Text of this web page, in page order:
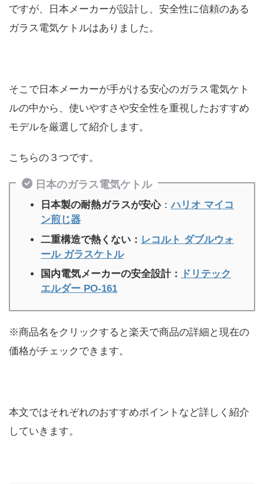
ですが、日本メーカーが設計し、安全性に信頼のある
ガラス電気ケトルはありました。
そこで日本メーカーが手がける安心のガラス電気ケト
ルの中から、使いやすさや安全性を重視したおすすめ
モデルを厳選して紹介します。
こちらの３つです。
日本のガラス電気ケトル
日本製の耐熱ガラスが安心：ハリオ マイコ
ン煎じ器
二重構造で熱くない： レコルト ダブルウォ
ール ガラスケトル
国内電気メーカーの安全設計：
ドリテック
エルダー PO-161
※商品名をクリックすると楽天で商品の詳細と現在の
価格がチェックできます。
本文ではそれぞれのおすすめポイントなど詳しく紹介
していきます。